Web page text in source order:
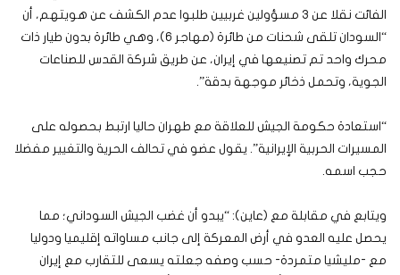
الفائت نقلا عن 3 مسؤولين غربيين طلبوا عدم الكشف عن هويتهم، أن
“السودان تلقى شحنات من طائرة (مهاجر 6)، وهي طائرة بدون طيار ذات
محرك واحد تم تصنيعها في إيران، عن طريق شركة القدس للصناعات
الجوية، وتحمل ذخائر موجهة بدقة”.
“استعادة حكومة الجيش للعلاقة مع طهران حاليا ارتبط بحصوله على
المسيرات الحربية الإيرانية”. يقول عضو في تحالف الحرية والتغيير مفضلا
حجب اسمه.
ويتابع في مقابلة مع (عاين): “يبدو أن غضب الجيش السوداني؛ مما
يحصل عليه العدو في أرض المعركة إلى جانب مساواته إقليميا ودوليا
مع -مليشيا متمردة- حسب وصفه جعلته يسعى للتقارب مع إيران